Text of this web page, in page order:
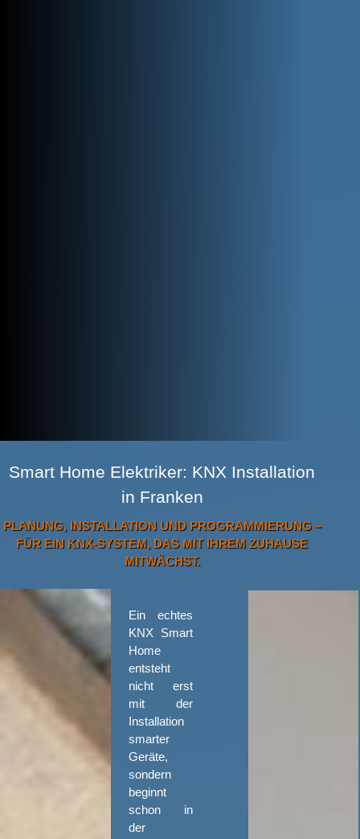
Smart Home Elektriker: KNX Installation
in Franken
PLANUNG, INSTALLATION UND PROGRAMMIERUNG –
FÜR EIN KNX-SYSTEM, DAS MIT IHREM ZUHAUSE
MITWÄCHST.
Ein echtes
KNX Smart
Home
entsteht
nicht erst
mit der
Installation
smarter
Geräte,
sondern
beginnt
schon in
der